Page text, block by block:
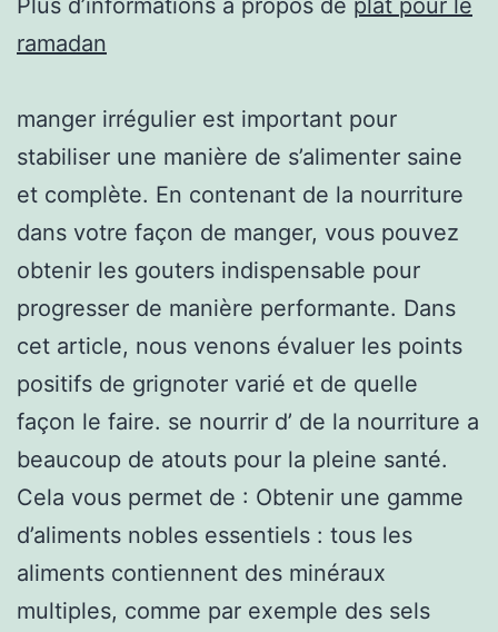
ramadan
manger irrégulier est important pour
stabiliser une manière de s’alimenter saine
et complète. En contenant de la nourriture
dans votre façon de manger, vous pouvez
obtenir les gouters indispensable pour
progresser de manière performante. Dans
cet article, nous venons évaluer les points
positifs de grignoter varié et de quelle
façon le faire. se nourrir d’ de la nourriture a
beaucoup de atouts pour la pleine santé.
Cela vous permet de : Obtenir une gamme
d’aliments nobles essentiels : tous les
aliments contiennent des minéraux
multiples, comme par exemple des sels